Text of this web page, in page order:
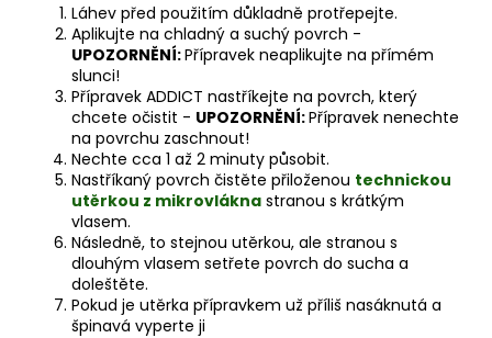
Láhev před použitím důkladně protřepejte.
Aplikujte na chladný a suchý povrch -
UPOZORNĚNÍ:Přípravek neaplikujte na přímém
slunci!
Přípravek ADDICT nastříkejte na povrch, který
chcete očistit - UPOZORNĚNÍ:Přípravek nenechte
na povrchu zaschnout!
Nechte cca 1 až 2 minuty působit.
Nastříkaný povrch čistěte přiloženou technickou
utěrkou z mikrovlákna stranou s krátkým
vlasem.
Následně, to stejnou utěrkou, ale stranou s
dlouhým vlasem setřete povrch do sucha a
doleštěte.
Pokud je utěrka přípravkem už příliš nasáknutá a
špinavá vyperte ji